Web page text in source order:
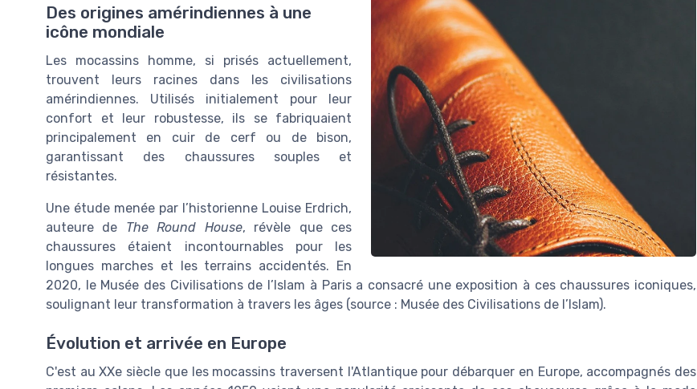
Des origines amérindiennes à une
icône mondiale
Les mocassins homme, si prisés actuellement,
trouvent leurs racines dans les civilisations
amérindiennes. Utilisés initialement pour leur
confort et leur robustesse, ils se fabriquaient
principalement en cuir de cerf ou de bison,
garantissant des chaussures souples et
résistantes.
Une étude menée par l’historienne Louise Erdrich,
auteure de The Round House, révèle que ces
chaussures étaient incontournables pour les
longues marches et les terrains accidentés. En
2020, le Musée des Civilisations de l’Islam à Paris a consacré une exposition à ces chaussures iconiques,
soulignant leur transformation à travers les âges (source : Musée des Civilisations de l’Islam).
Évolution et arrivée en Europe
C'est au XXe siècle que les mocassins traversent l'Atlantique pour débarquer en Europe, accompagnés des